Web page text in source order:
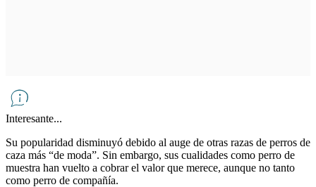
Interesante...
Su popularidad disminuyó debido al auge de otras razas de perros de
caza más “de moda”. Sin embargo, sus cualidades como perro de
muestra han vuelto a cobrar el valor que merece, aunque no tanto
como perro de compañía.